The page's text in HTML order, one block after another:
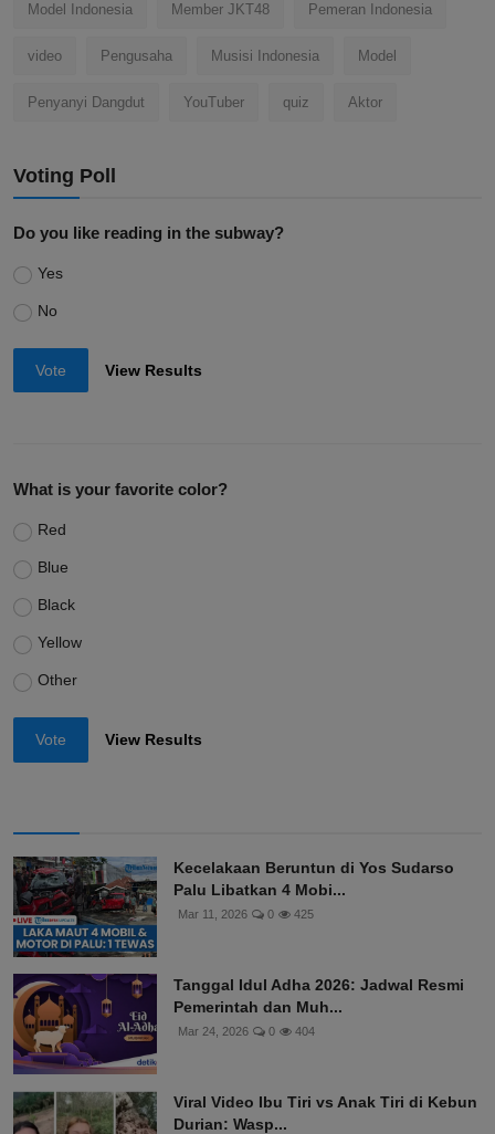
Model Indonesia Member JKT48 Pemeran Indonesia
video Pengusaha Musisi Indonesia Model
Penyanyi Dangdut YouTuber quiz Aktor
Voting Poll
Do you like reading in the subway?
Yes
No
Vote View Results
What is your favorite color?
Red
Blue
Black
Yellow
Other
Vote View Results
Kecelakaan Beruntun di Yos Sudarso
Palu Libatkan 4 Mobi...
Mar 11, 2026 0 425
Tanggal Idul Adha 2026: Jadwal Resmi
Pemerintah dan Muh...
Mar 24, 2026 0 404
Viral Video Ibu Tiri vs Anak Tiri di Kebun
Durian: Wasp...